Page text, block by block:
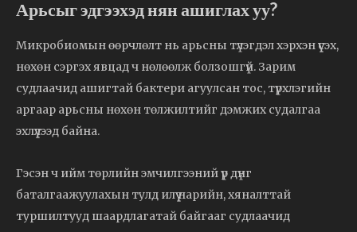
Арьсыг эдгээхэд нян ашиглах уу?
Микробиомын өөрчлөлт нь арьсны түлэгдэл хэрхэн үүсэх,
нөхөн сэргэх явцад ч нөлөөлж болзошгүй. Зарим
судлаачид ашигтай бактери агуулсан тос, түрхлэгийн
аргаар арьсны нөхөн төлжилтийг дэмжих судалгаа
эхлүүлээд байна.
Гэсэн ч ийм төрлийн эмчилгээний үр дүнг
баталгаажуулахын тулд илүү нарийн, хяналттай
туршилтууд шаардлагатай байгааг судлаачид